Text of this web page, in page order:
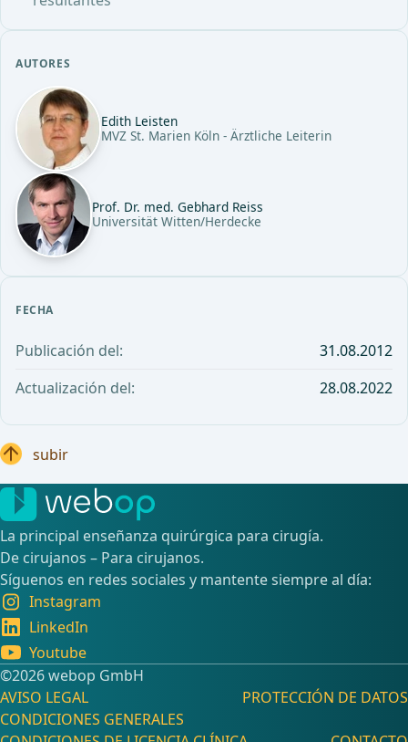
AUTORES
Edith Leisten
MVZ St. Marien Köln - Ärztliche Leiterin
Prof. Dr. med. Gebhard Reiss
Universität Witten/Herdecke
FECHA
Publicación del:
31.08.2012
Actualización del:
28.08.2022
subir
La principal enseñanza quirúrgica para cirugía.
De cirujanos – Para cirujanos.
Síguenos en redes sociales y mantente siempre al día:
Instagram
LinkedIn
Youtube
©️2026 webop GmbH
AVISO LEGAL
PROTECCIÓN DE DATOS
CONDICIONES GENERALES